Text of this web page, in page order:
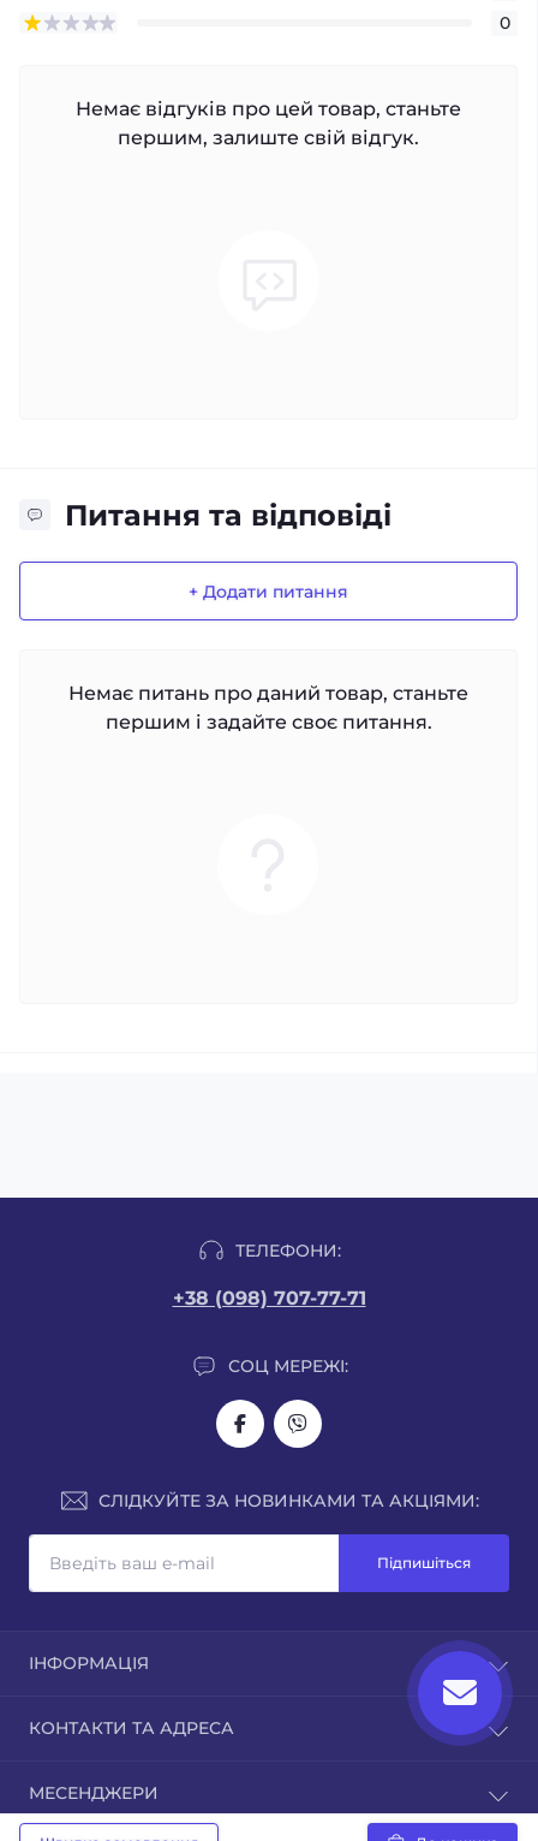
0
Немає відгуків про цей товар, станьте
першим, залиште свій відгук.
Питання та відповіді
+ Додати питання
Немає питань про даний товар, станьте
першим і задайте своє питання.
ТЕЛЕФОНИ:
+38 (098) 707-77-71
СОЦ МЕРЕЖІ:
СЛІДКУЙТЕ ЗА НОВИНКАМИ ТА АКЦІЯМИ:
Підпишіться
ІНФОРМАЦІЯ
Доставка
Гарантія
Публічна оферта
КОНТАКТИ ТА АДРЕСА
sales@juka.biz
МЕСЕНДЖЕРИ